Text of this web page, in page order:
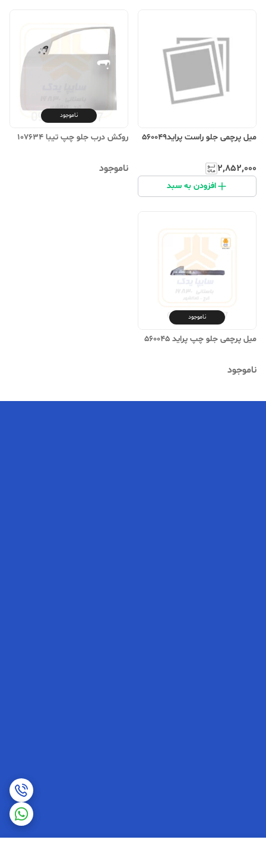
میل پرچمی جلو راست پراید560049
۲٬۸۵۲٬۰۰۰
افزودن به سبد
ناموجود
روکش درب جلو چپ تیبا 107634
ناموجود
ناموجود
میل پرچمی جلو چپ پراید 560045
ناموجود